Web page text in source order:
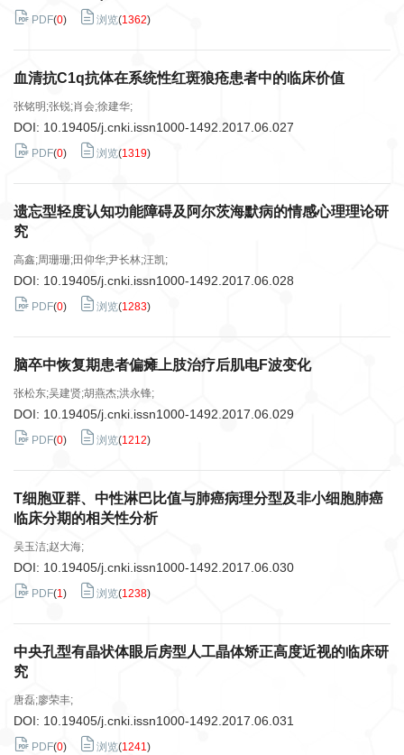
PDF(0) 浏览(1362)
血清抗C1q抗体在系统性红斑狼疮患者中的临床价值
张铭明;张锐;肖会;徐建华;
DOI: 10.19405/j.cnki.issn1000-1492.2017.06.027
PDF(0) 浏览(1319)
遗忘型轻度认知功能障碍及阿尔茨海默病的情感心理理论研
究
高鑫;周珊珊;田仰华;尹长林;汪凯;
DOI: 10.19405/j.cnki.issn1000-1492.2017.06.028
PDF(0) 浏览(1283)
脑卒中恢复期患者偏瘫上肢治疗后肌电F波变化
张松东;吴建贤;胡燕杰;洪永锋;
DOI: 10.19405/j.cnki.issn1000-1492.2017.06.029
PDF(0) 浏览(1212)
T细胞亚群、中性淋巴比值与肺癌病理分型及非小细胞肺癌
临床分期的相关性分析
吴玉洁;赵大海;
DOI: 10.19405/j.cnki.issn1000-1492.2017.06.030
PDF(1) 浏览(1238)
中央孔型有晶状体眼后房型人工晶体矫正高度近视的临床研
究
唐磊;廖荣丰;
DOI: 10.19405/j.cnki.issn1000-1492.2017.06.031
PDF(0) 浏览(1241)